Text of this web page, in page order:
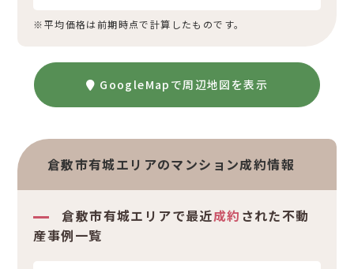
※平均価格は前期時点で計算したものです。
GoogleMapで周辺地図を表示
倉敷市有城エリアのマンション成約情報
倉敷市有城エリアで最近成約 された不動
産事例一覧